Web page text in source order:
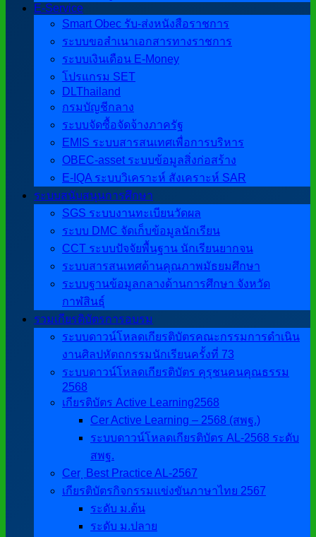
E-Service
Smart Obec รับ-ส่งหนังสือราชการ
ระบบขอสำเนาเอกสารทางราชการ
ระบบเงินเดือน E-Money
โปรแกรม SET
DLThailand
กรมบัญชีกลาง
ระบบจัดซื้อจัดจ้างภาครัฐ
EMIS ระบบสารสนเทศเพื่อการบริหาร
OBEC-asset ระบบข้อมูลสิ่งก่อสร้าง
E-IQA ระบบวิเคราะห์ สังเคราะห์ SAR
ระบบสนับสนุนการศึกษา
SGS ระบบงานทะเบียนวัดผล
ระบบ DMC จัดเก็บข้อมูลนักเรียน
CCT ระบบปัจจัยพื้นฐาน นักเรียนยากจน
ระบบสารสนเทศด้านคุณภาพมัธยมศึกษา
ระบบฐานข้อมูลกลางด้านการศึกษา จังหวัด
กาฬสินธุ์
รวมเกียรติบัตรการอบรม
ระบบดาวน์โหลดเกียรติบัตรคณะกรรมการดำเนิน
งานศิลปหัตถกรรมนักเรียนครั้งที่ 73
ระบบดาวน์โหลดเกียรติบัตร คุรุชนคนคุณธรรม
2568
เกียรติบัตร Active Learning2568
Cer Active Learning – 2568 (สพฐ.)
ระบบดาวน์โหลดเกียรติบัตร AL-2568 ระดับ
สพฐ.
Cer ฺ Best Practice AL-2567
เกียรติบัตรกิจกรรมแข่งขันภาษาไทย 2567
ระดับ ม.ต้น
ระดับ ม.ปลาย